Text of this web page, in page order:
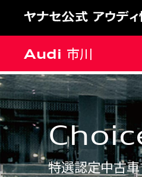
Audi 市川
特選認定中古車